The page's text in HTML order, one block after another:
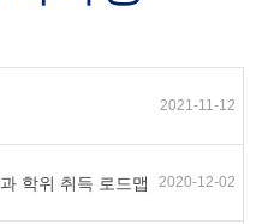
2021-11-12
학위 취득 로드맵 2020-12-02